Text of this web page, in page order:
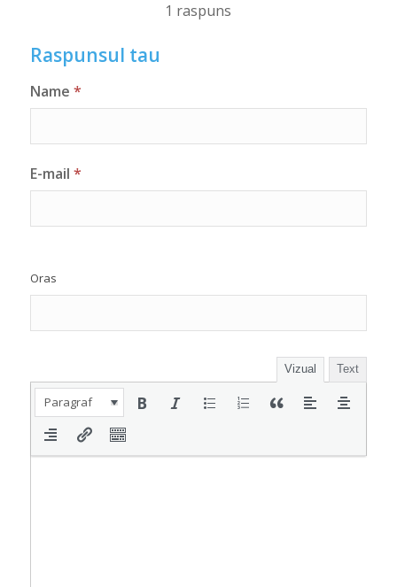
1 raspuns
Raspunsul tau
Name *
E-mail *
Oras
Vizual Text
Paragraf